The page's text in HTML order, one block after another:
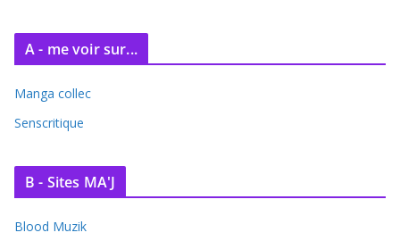
A - me voir sur...
Manga collec
Senscritique
B - Sites MA'J
Blood Muzik